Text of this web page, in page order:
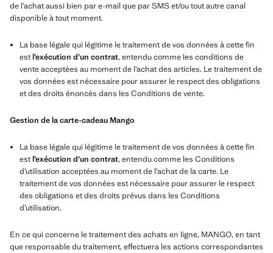
de l’achat aussi bien par e-mail que par SMS et/ou tout autre canal
disponible à tout moment.
La base légale qui légitime le traitement de vos données à cette fin
estl’exécution d’un contrat, entendu comme les conditions de
vente acceptées au moment de l’achat des articles. Le traitement de
vos données est nécessaire pour assurer le respect des obligations
et des droits énoncés dans les Conditions de vente.
Gestion de la carte-cadeau Mango
La base légale qui légitime le traitement de vos données à cette fin
estl’exécution d’un contrat, entendu comme les Conditions
d’utilisation acceptées au moment de l’achat de la carte. Le
traitement de vos données est nécessaire pour assurer le respect
des obligations et des droits prévus dans les Conditions
d’utilisation.
En ce qui concerne le traitement des achats en ligne, MANGO, en tant
que responsable du traitement, effectuera les actions correspondantes